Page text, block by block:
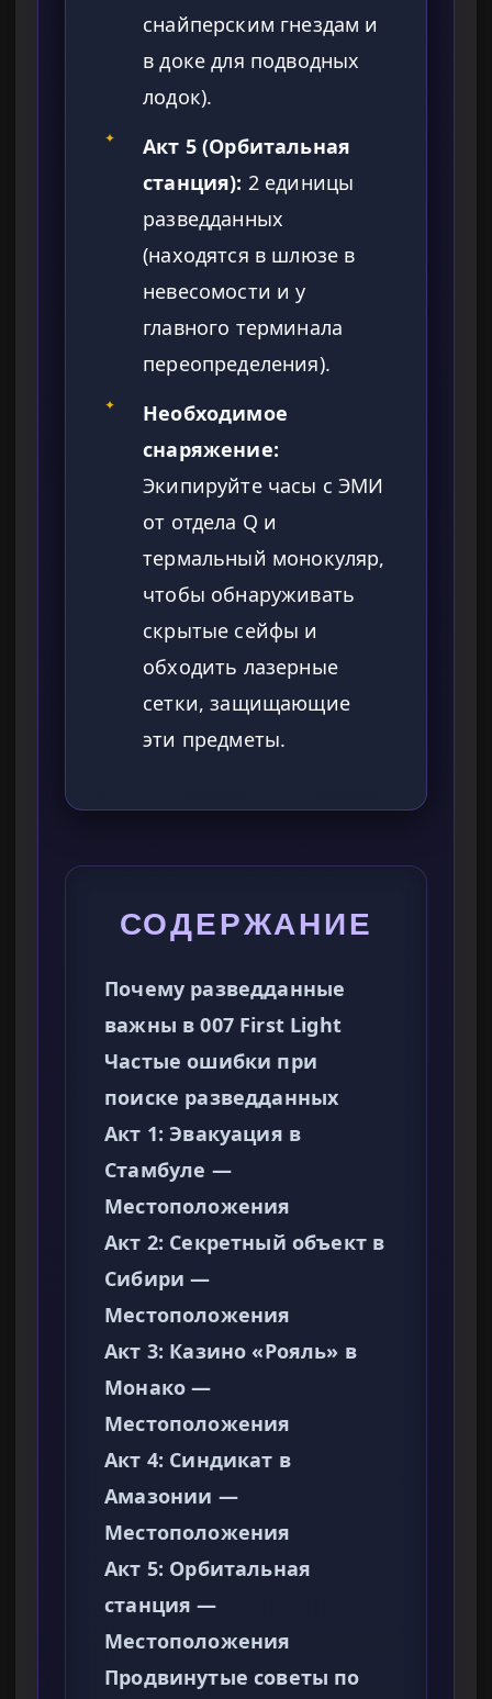
снайперским гнездам и
в доке для подводных
лодок).
✦
Акт 5 (Орбитальная
станция): 2 единицы
разведданных
(находятся в шлюзе в
невесомости и у
главного терминала
переопределения).
✦
Необходимое
снаряжение:
Экипируйте часы с ЭМИ
от отдела Q и
термальный монокуляр,
чтобы обнаруживать
скрытые сейфы и
обходить лазерные
сетки, защищающие
эти предметы.
СОДЕРЖАНИЕ
Почему разведданные
важны в 007 First Light
Частые ошибки при
поиске разведданных
Акт 1: Эвакуация в
Стамбуле —
Местоположения
Акт 2: Секретный объект в
Сибири —
Местоположения
Акт 3: Казино «Рояль» в
Монако —
Местоположения
Акт 4: Синдикат в
Амазонии —
Местоположения
Акт 5: Орбитальная
станция —
Местоположения
Продвинутые советы по